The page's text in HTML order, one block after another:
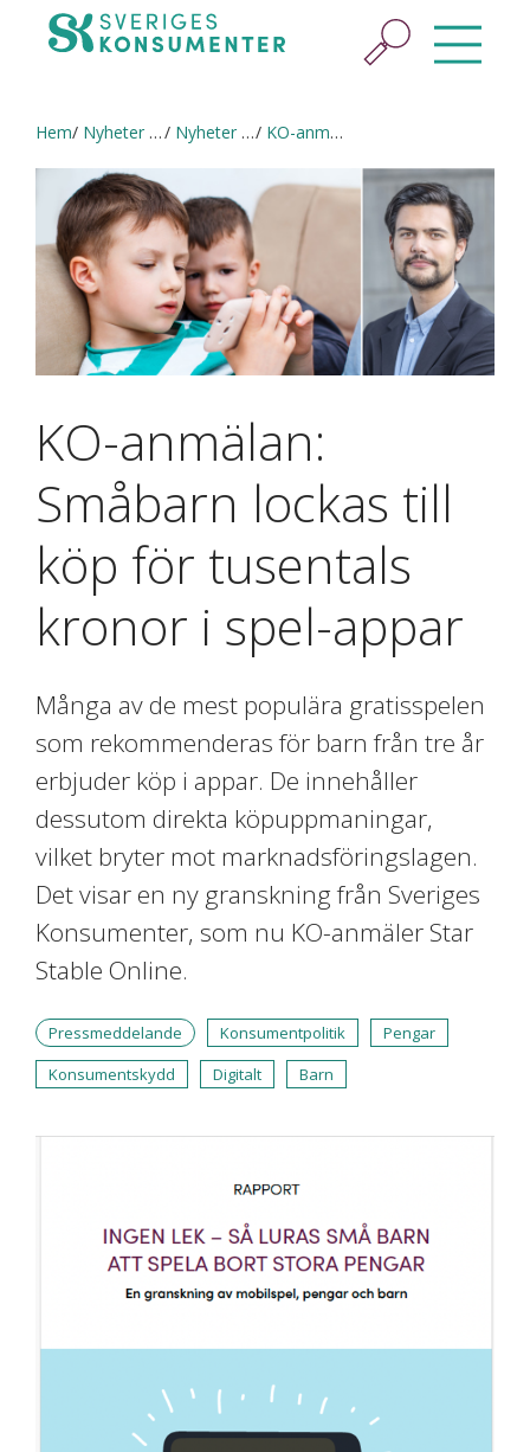
Hem Nyheter & press Nyheter och pressmeddelanden KO-anmälan: Småbarn lockas till köp för tusentals kronor i spelappar
KO-anmälan:
Småbarn lockas till
köp för tusentals
kronor i spel-appar
Många av de mest populära gratisspelen
som rekommenderas för barn från tre år
erbjuder köp i appar. De innehåller
dessutom direkta köpuppmaningar,
vilket bryter mot marknadsföringslagen.
Det visar en ny granskning från Sveriges
Konsumenter, som nu KO-anmäler Star
Stable Online.
Pressmeddelande Konsumentpolitik
Pengar
Konsumentskydd
Digitalt Barn